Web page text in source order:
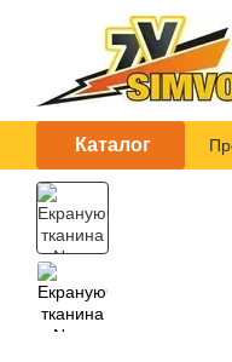
Перейти до основного
Каталог